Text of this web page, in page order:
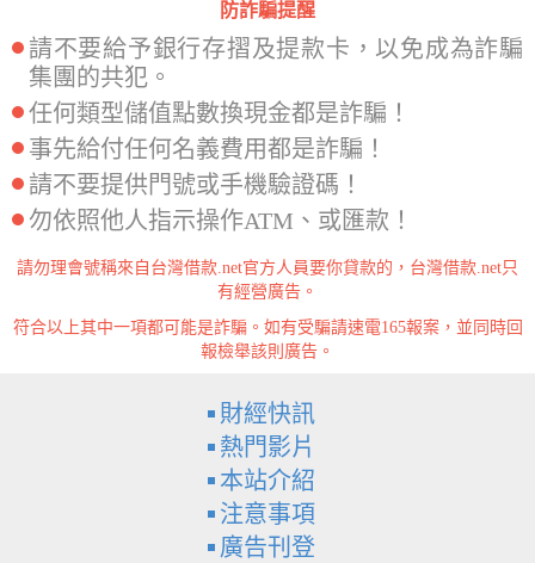
防詐騙提醒
請不要給予銀行存摺及提款卡，以免成為詐騙
集團的共犯。
任何類型儲值點數換現金都是詐騙！
事先給付任何名義費用都是詐騙！
請不要提供門號或手機驗證碼！
勿依照他人指示操作ATM、或匯款！
請勿理會號稱來自台灣借款.net官方人員要你貸款的，台灣借款.net只
有經營廣告。
符合以上其中一項都可能是詐騙。如有受騙請速電165報案，並同時回
報檢舉該則廣告。
財經快訊
熱門影片
本站介紹
注意事項
廣告刊登